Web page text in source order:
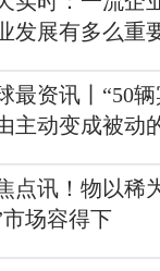
发展有多么重
最资讯丨“50
主动变成被动
点讯！物以稀
市场容得下